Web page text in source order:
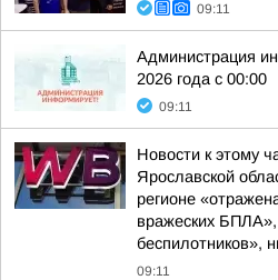
09:11
Администрация
2026 года с 00:00
09:11
Новости к этому
Ярославской
регионе
вражеских
беспилотников»,
09:11